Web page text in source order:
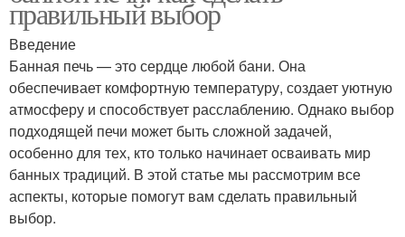
правильный выбор
Введение
Банная печь — это сердце любой бани. Она
обеспечивает комфортную температуру, создает уютную
атмосферу и способствует расслаблению. Однако выбор
подходящей печи может быть сложной задачей,
особенно для тех, кто только начинает осваивать мир
банных традиций. В этой статье мы рассмотрим все
аспекты, которые помогут вам сделать правильный
выбор.